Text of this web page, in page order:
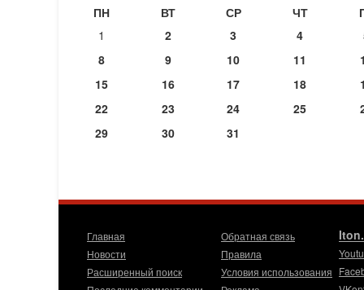
ПН
ВТ СР ЧТ
1
2 3 4
8
9 10 11
15
16 17 18
22
23 24 25
29
30 31
Главная
Новости
Расширенный поиск
Обратная связь
Правила
Условия использования